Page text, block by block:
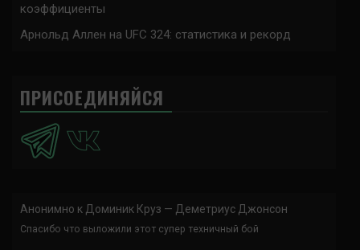
коэффициенты
Арнольд Аллен на UFC 324: статистика и рекорд
ПРИСОЕДИНЯЙСЯ
Анонимно к Доминик Круз — Деметриус Джонсон
Спасибо что выложили этот супер техничный бой